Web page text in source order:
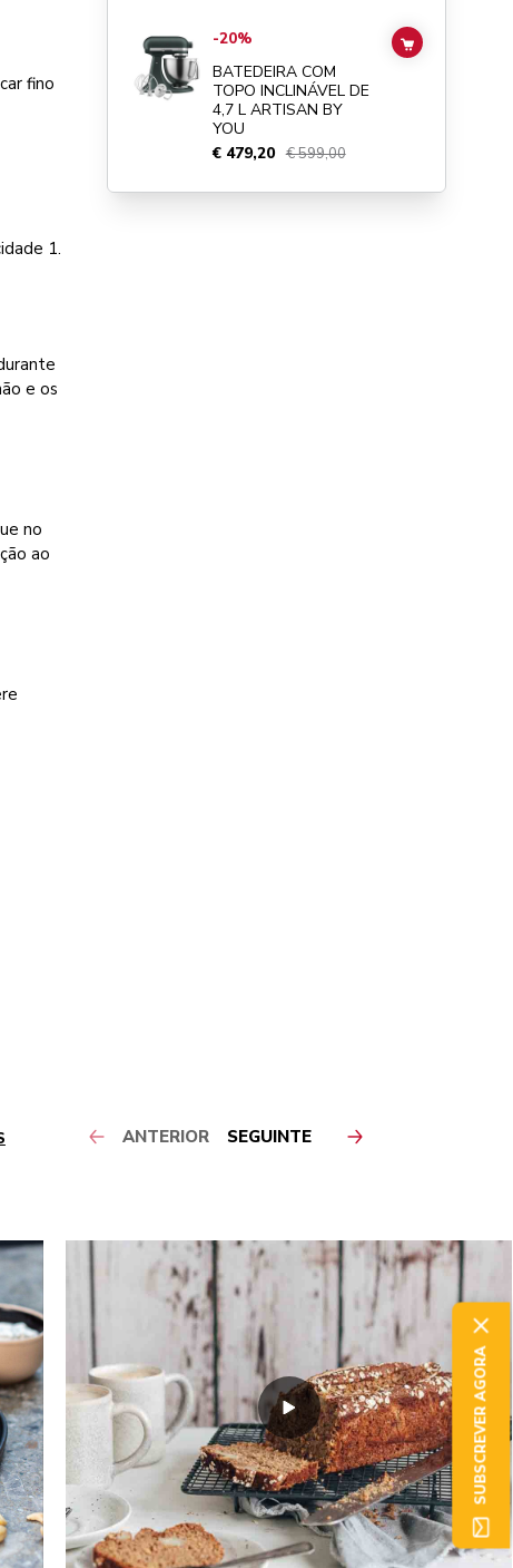
fino
1.
e os
no
ao
Go toBATEDEIRA COM TOPO INCLINÁVEL DE 4,7 L
-20%
BATEDEIRA COM
TOPO INCLINÁVEL DE
4,7 L ARTISAN BY
YOU
€ 479,20 € 599,00
ADD TO CART
ANTERIOR SEGUINTE
SUBSCREVER AGORA